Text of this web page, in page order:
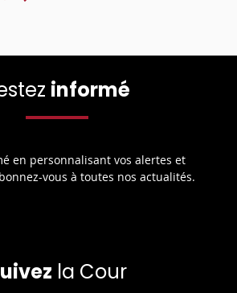
informé
en personnalisant vos alertes et
vous à toutes nos actualités.
la Cour